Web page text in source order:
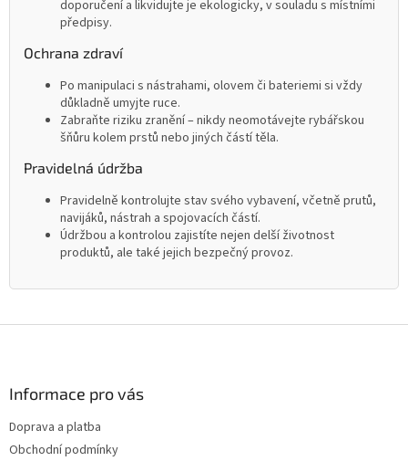
doporučení a likvidujte je ekologicky, v souladu s místními
předpisy.
Ochrana zdraví
Po manipulaci s nástrahami, olovem či bateriemi si vždy
důkladně umyjte ruce.
Zabraňte riziku zranění – nikdy neomotávejte rybářskou
šňůru kolem prstů nebo jiných částí těla.
Pravidelná údržba
Pravidelně kontrolujte stav svého vybavení, včetně prutů,
navijáků, nástrah a spojovacích částí.
Údržbou a kontrolou zajistíte nejen delší životnost
produktů, ale také jejich bezpečný provoz.
Informace pro vás
Doprava a platba
Obchodní podmínky